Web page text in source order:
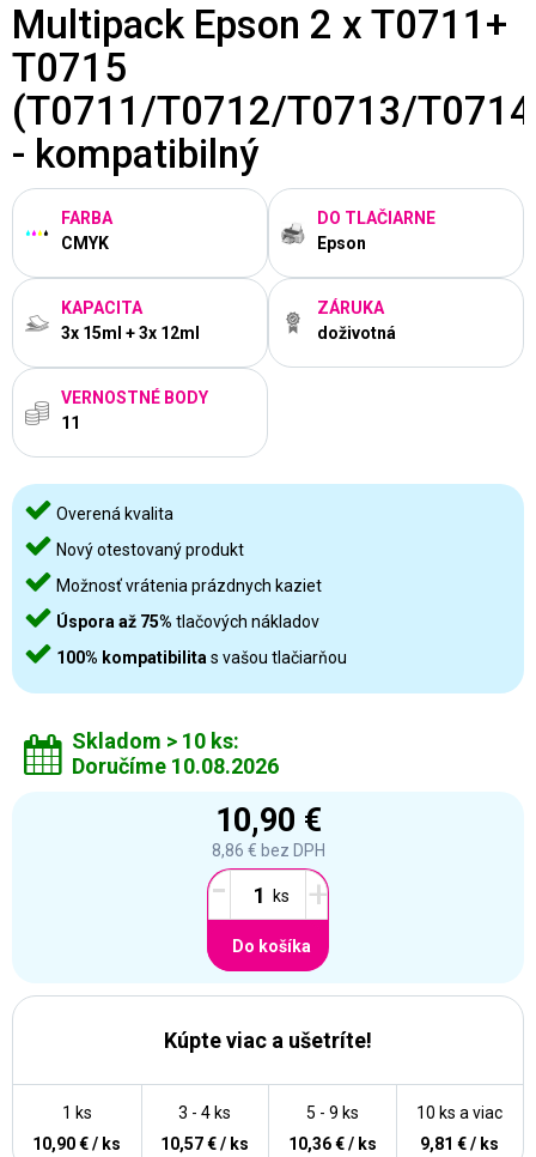
Multipack Epson 2 x T0711+
T0715
(T0711/T0712/T0713/
- kompatibilný
FARBA
CMYK
DO TLAČIARNE
Epson
KAPACITA
3x 15ml + 3x 12ml
ZÁRUKA
doživotná
VERNOSTNÉ BODY
11
Overená kvalita
Nový otestovaný produkt
Možnosť vrátenia prázdnych kaziet
Úspora až 75% tlačových nákladov
100% kompatibilita s vašou tlačiarňou
Skladom > 10 ks:
Doručíme 10.08.2026
10,90 €
8,86 € bez DPH
- +
Do košíka
Kúpte viac a ušetríte!
10 ks a viac
9,81 € / ks
5 - 9 ks
10,36 € / ks
3 - 4 ks
10,57 € / ks
1 ks
10,90 € / ks